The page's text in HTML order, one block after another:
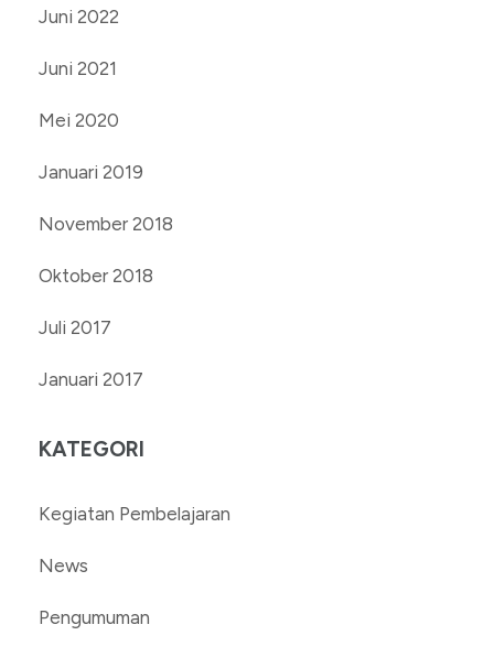
Juni 2022
Juni 2021
Mei 2020
Januari 2019
November 2018
Oktober 2018
Juli 2017
Januari 2017
KATEGORI
Kegiatan Pembelajaran
News
Pengumuman